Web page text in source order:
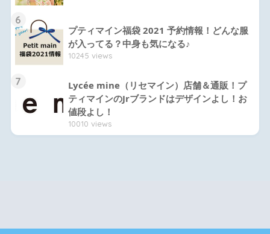
6
プティマイン福袋 2021 予約情報！どんな服
が入ってる？中身も気になる♪
10245 views
7
Lycée mine（リセマイン）店舗＆通販！プ
ティマインのJrブランドはデザインよし！お
値段よし！
10010 views